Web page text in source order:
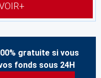
gratuite si vous
fonds sous 24H